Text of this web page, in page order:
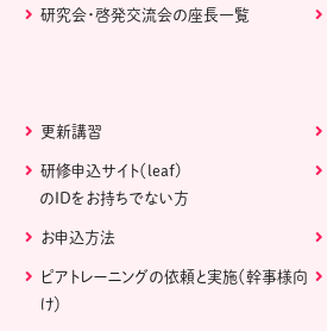
研究会・啓発交流会の座長一覧
更新講習
研修申込サイト（leaf)
のIDをお持ちでない方
お申込方法
ピアトレーニングの依頼と実施（幹事様向
け）